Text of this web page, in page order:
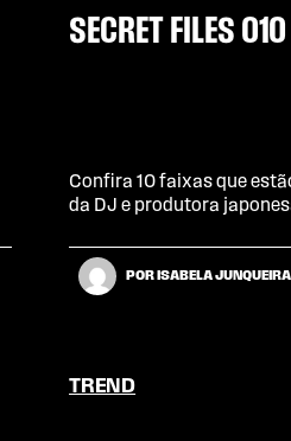
SECRET FILES
Confira 10 faixas que
da DJ e produtora
POR ISABELA JUNQUEIRA
TREND